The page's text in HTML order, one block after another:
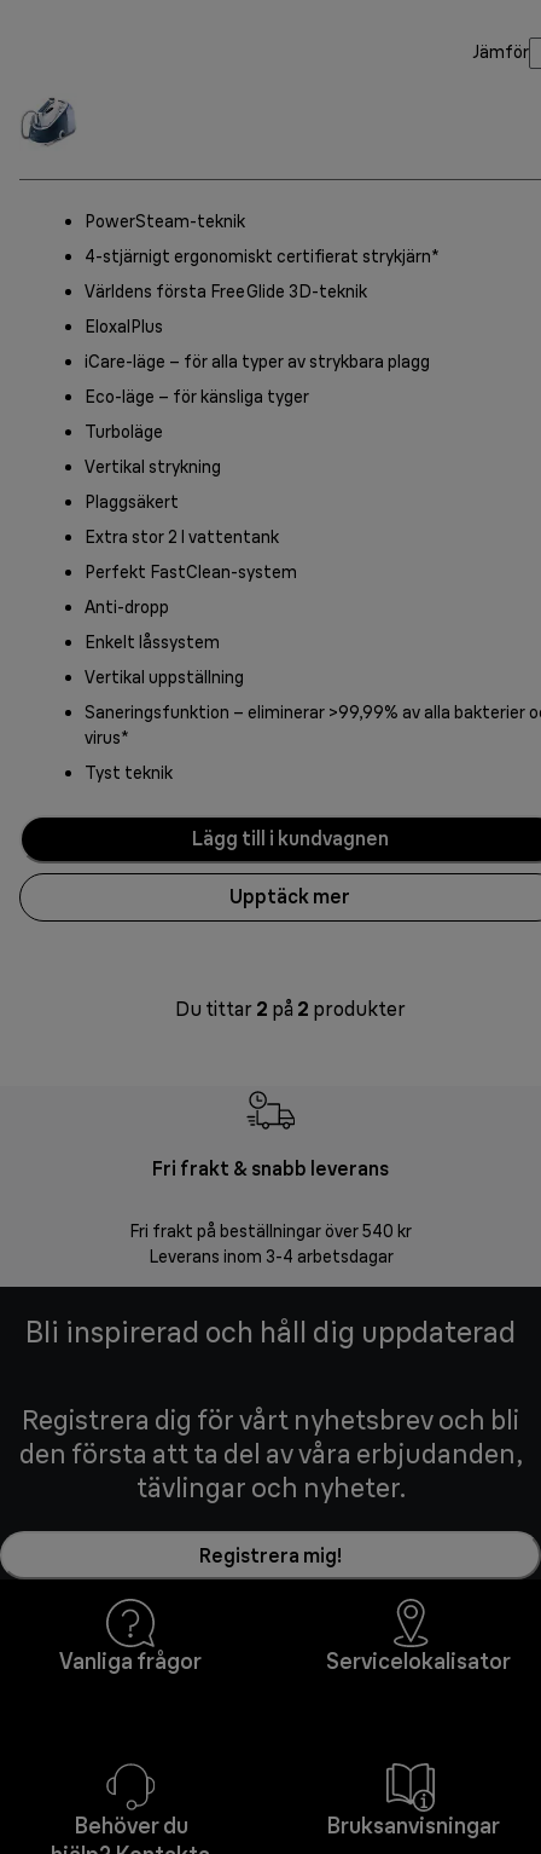
Jämför
PowerSteam-teknik
4-stjärnigt ergonomiskt certifierat strykjärn*
Världens första FreeGlide 3D-teknik
EloxalPlus
iCare-läge – för alla typer av strykbara plagg
Eco-läge – för känsliga tyger
Turboläge
Vertikal strykning
Plaggsäkert
Extra stor 2 l vattentank
Perfekt FastClean-system
Anti-dropp
Enkelt låssystem
Vertikal uppställning
Saneringsfunktion – eliminerar >99,99% av alla bakterier
virus*
Tyst teknik
Lägg till i kundvagnen
Upptäck mer
Du tittar 2 på 2 produkter
Fri frakt & snabb leverans
Fri frakt på beställningar över 540 kr
Leverans inom 3-4 arbetsdagar
Bli inspirerad och håll dig uppdaterad
Registrera dig för vårt nyhetsbrev och bli
den första att ta del av våra erbjudanden,
tävlingar och nyheter.
Registrera mig!
Vanliga frågor Servicelokalisator
Behöver du
Bruksanvisningar